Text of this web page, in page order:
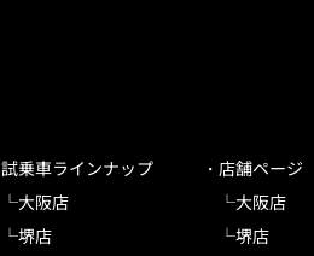
試乗車ラインナップ
大阪店
堺店
店舗ページ
大阪店
堺店